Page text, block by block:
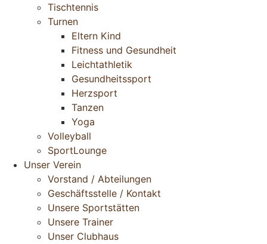
Tischtennis
Turnen
Eltern Kind
Fitness und Gesundheit
Leichtathletik
Gesundheitssport
Herzsport
Tanzen
Yoga
Volleyball
SportLounge
Unser Verein
Vorstand / Abteilungen
Geschäftsstelle / Kontakt
Unsere Sportstätten
Unsere Trainer
Unser Clubhaus